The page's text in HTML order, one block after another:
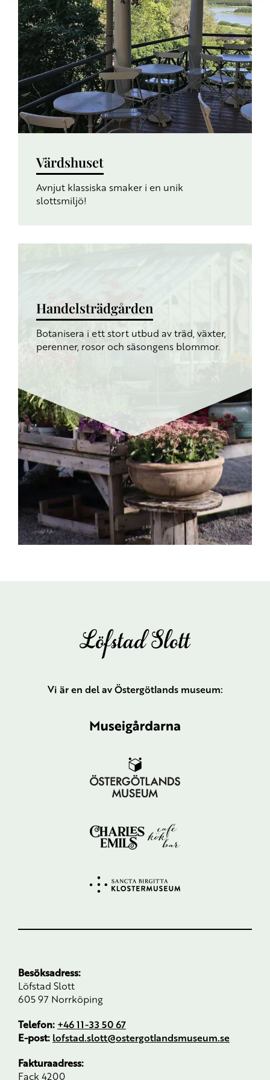
Värdshuset
Avnjut klassiska smaker i en unik
slottsmiljö!
Handelsträdgården
Botanisera i ett stort utbud av träd, växter,
perenner, rosor och säsongens blommor.
Vi är en del av Östergötlands museum:
Besöksadress:
Löfstad Slott
605 97 Norrköping
Telefon: +46 11-33 50 67
E-post: lofstad.slott@ostergotlandsmuseum.se
Fakturaadress:
Fack 4200